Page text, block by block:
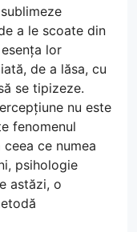
a le scoate din
lor
de a lăsa, cu
se tipizeze.
nu este
fenomenul
ce numea
psihologie
astăzi, o